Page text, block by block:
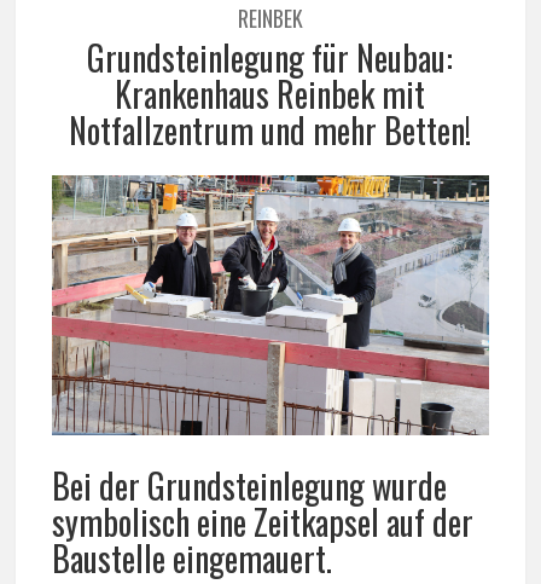
REINBEK
Grundsteinlegung für Neubau:
Krankenhaus Reinbek mit
Notfallzentrum und mehr Betten!
Bei der Grundsteinlegung wurde
symbolisch eine Zeitkapsel auf der
Baustelle eingemauert.